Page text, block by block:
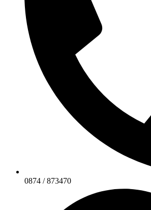
0874 / 873470